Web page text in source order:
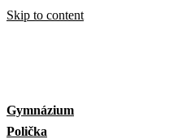
Skip to content
Gymnázium
Polička